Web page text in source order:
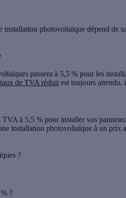
photovoltaïque dépend de
passera à 5,5 % pour les
taux de TVA réduit est toujours attendu,
TVA à 5,5 % pour installer vos
installation photovoltaïque à un prix
?
?